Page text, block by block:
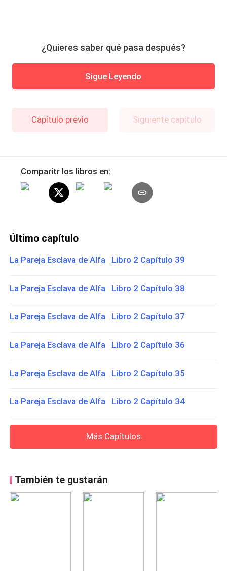
¿Quieres saber qué pasa después?
Sigue Leyendo
Capítulo previo Siguiente capítulo
Comparitr los libros en:
Último capítulo
La Pareja Esclava de Alfa Libro 2 Capítulo 39
La Pareja Esclava de Alfa Libro 2 Capítulo 38
La Pareja Esclava de Alfa Libro 2 Capítulo 37
La Pareja Esclava de Alfa Libro 2 Capítulo 36
La Pareja Esclava de Alfa Libro 2 Capítulo 35
La Pareja Esclava de Alfa Libro 2 Capítulo 34
Más Capítulos
También te gustarán